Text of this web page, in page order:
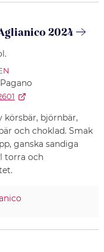
2024
körsbär, björnbär,
och choklad. Smak
ganska sandiga
torra och